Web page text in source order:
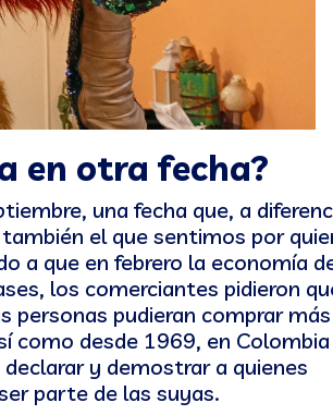
en otra fecha?
una fecha que, a
el que sentimos por
a que en febrero la economía
los comerciantes pidieron
personas pudieran comprar más
como desde 1969, en Colombia
y demostrar a quienes
parte de las suyas.